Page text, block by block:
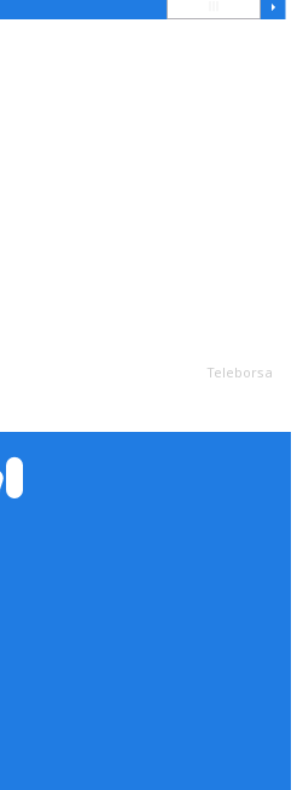
Teleborsa